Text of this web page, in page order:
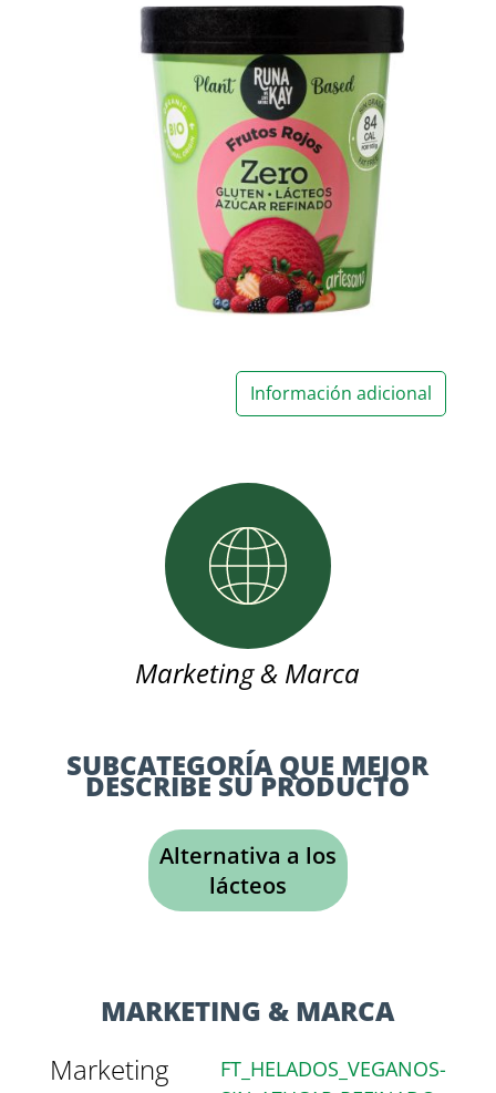
Información adicional
Marketing & Marca
SUBCATEGORÍA QUE MEJOR
DESCRIBE SU PRODUCTO
Alternativa a los
lácteos
MARKETING & MARCA
Marketing
FT_HELADOS_VEGANOS-